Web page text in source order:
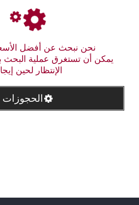
نحن نبحث عن أفضل
يمكن أن تستغرق عملية البحث
الإنتظار لحين
الحجوزات